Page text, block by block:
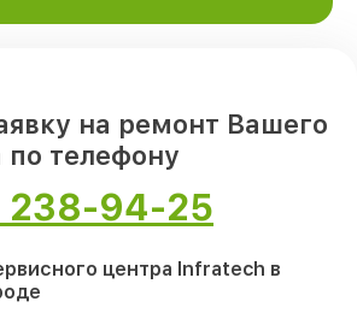
на ремонт Вашего
по телефону
238-94-25
центра Infratech в